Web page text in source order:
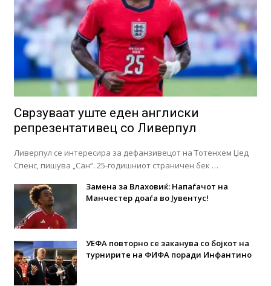
Сврзуваат уште еден англиски
репрезентативец со Ливерпул
Ливерпул се интересира за дефанзивецот на Тотенхем Џед
Спенс, пишува „Сан“. 25-годишниот страничен бек …
Замена за Влаховиќ: Напаѓачот на
Манчестер доаѓа во Јувентус!
УЕФА повторно се заканува со бојкот на
турнирите на ФИФА поради Инфантино